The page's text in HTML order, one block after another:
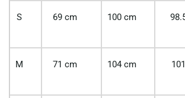
S 69 cm 100 cm
M 71 cm 104 cm 101